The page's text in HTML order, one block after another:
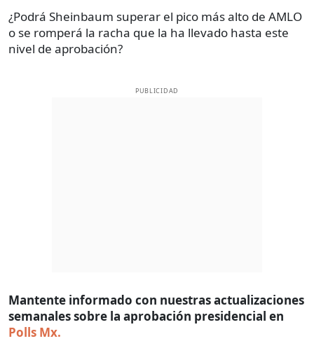
¿Podrá Sheinbaum superar el pico más alto de AMLO
o se romperá la racha que la ha llevado hasta este
nivel de aprobación?
PUBLICIDAD
Mantente informado con nuestras actualizaciones
semanales sobre la aprobación presidencial en
Polls Mx.